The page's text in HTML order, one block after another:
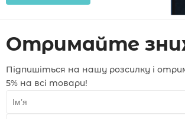
Отримайте
Підпишіться на нашу розсилку і
5% на всі товари!